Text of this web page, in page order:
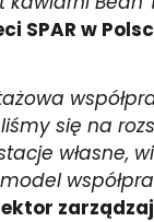
SPAR w
się na
własne,